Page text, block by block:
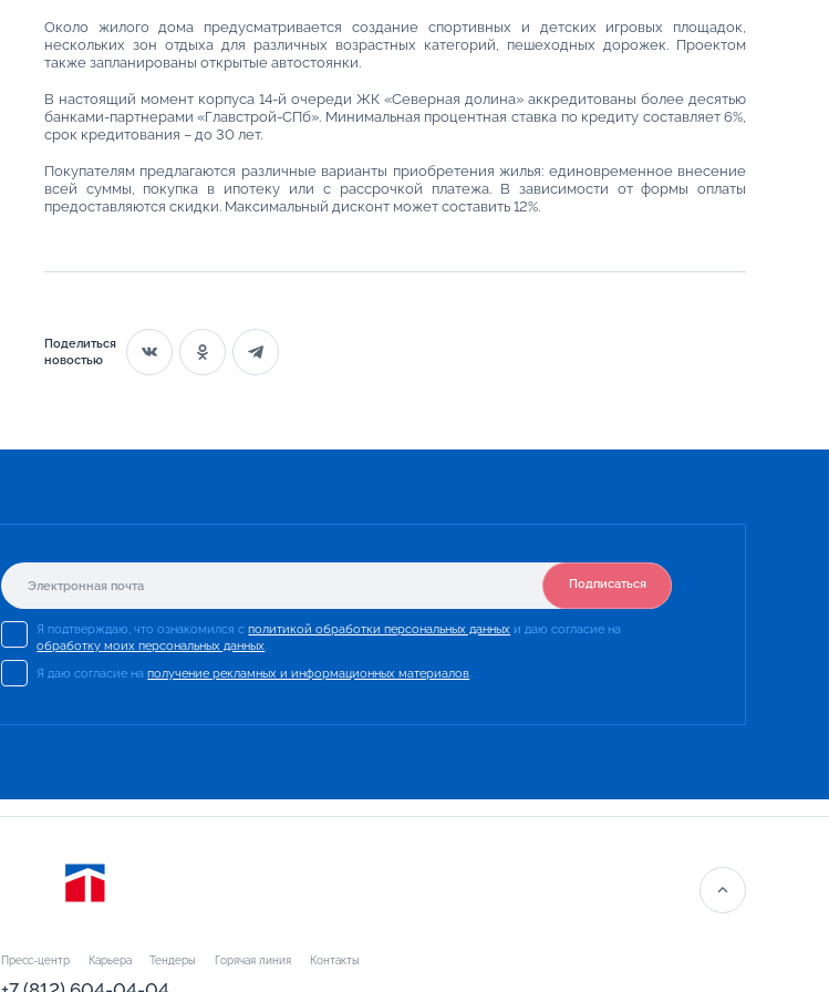
Около жилого дома предусматривается создание спортивных и детских игровых площадок,
нескольких зон отдыха для различных возрастных категорий, пешеходных дорожек. Проектом
также запланированы открытые автостоянки.
В настоящий момент корпуса 14-й очереди ЖК «Северная долина» аккредитованы более десятью
банками-партнерами «Главстрой-СПб». Минимальная процентная ставка по кредиту составляет 6%,
срок кредитования – до 30 лет.
Покупателям предлагаются различные варианты приобретения жилья: единовременное внесение
всей суммы, покупка в ипотеку или с рассрочкой платежа. В зависимости от формы оплаты
предоставляются скидки. Максимальный дисконт может составить 12%.
Поделиться
новостью
Подписаться
Я подтверждаю, что ознакомился сполитикой обработки персональных данных и даю согласие на
обработку моих персональных данных
Я даю согласие наполучение рекламных и информационных материалов.
Пресс-центр Карьера Тендеры Горячая линия Контакты